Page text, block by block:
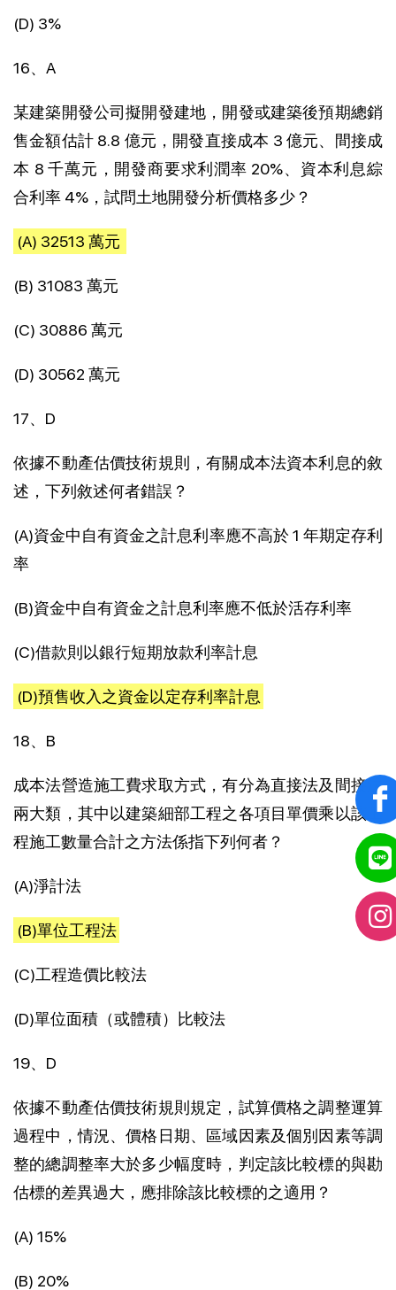
(D) 3%
16、A
某建築開發公司擬開發建地，開發或建築後預期總銷
售金額估計 8.8 億元，開發直接成本 3 億元、間接成
本 8 千萬元，開發商要求利潤率 20%、資本利息綜
合利率 4%，試問土地開發分析價格多少？
(A) 32513 萬元
(B) 31083 萬元
(C) 30886 萬元
(D) 30562 萬元
17、D
依據不動產估價技術規則，有關成本法資本利息的敘
述，下列敘述何者錯誤？
(A)資金中自有資金之計息利率應不高於 1 年期定存利
率
(B)資金中自有資金之計息利率應不低於活存利率
(C)借款則以銀行短期放款利率計息
(D)預售收入之資金以定存利率計息
18、B
成本法營造施工費求取方式，有分為直接法及間接法
兩大類，其中以建築細部工程之各項目單價乘以該工
程施工數量合計之方法係指下列何者？
(A)淨計法
(B)單位工程法
(C)工程造價比較法
(D)單位面積（或體積）比較法
19、D
依據不動產估價技術規則規定，試算價格之調整運算
過程中，情況、價格日期、區域因素及個別因素等調
整的總調整率大於多少幅度時，判定該比較標的與勘
估標的差異過大，應排除該比較標的之適用？
(A) 15%
(B) 20%